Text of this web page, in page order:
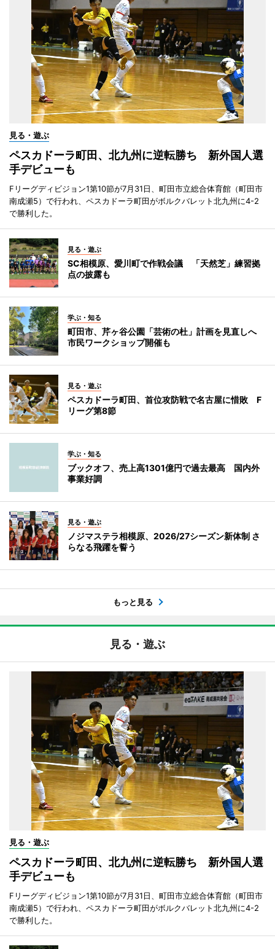
見る・遊ぶ
ペスカドーラ町田、北九州に逆転勝ち 新外国人選
手デビューも
Fリーグディビジョン1第10節が7月31日、町田市立総合体育館（町田市
南成瀬5）で行われ、ペスカドーラ町田がボルクバレット北九州に4-2
で勝利した。
見る・遊ぶ
SC相模原、愛川町で作戦会議 「天然芝」練習拠
点の披露も
学ぶ・知る
町田市、芹ヶ谷公園「芸術の杜」計画を見直しへ
市民ワークショップ開催も
見る・遊ぶ
ペスカドーラ町田、首位攻防戦で名古屋に惜敗 F
リーグ第8節
学ぶ・知る
ブックオフ、売上高1301億円で過去最高 国内外
事業好調
見る・遊ぶ
ノジマステラ相模原、2026/27シーズン新体制 さ
らなる飛躍を誓う
もっと見る
見る・遊ぶ
見る・遊ぶ
ペスカドーラ町田、北九州に逆転勝ち 新外国人選
手デビューも
Fリーグディビジョン1第10節が7月31日、町田市立総合体育館（町田市
南成瀬5）で行われ、ペスカドーラ町田がボルクバレット北九州に4-2
で勝利した。